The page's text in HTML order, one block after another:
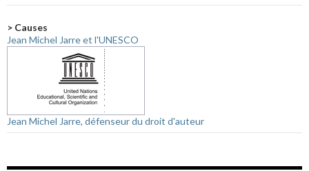
> Causes
Jean Michel Jarre et l'UNESCO
Jean Michel Jarre, défenseur du droit d'auteur